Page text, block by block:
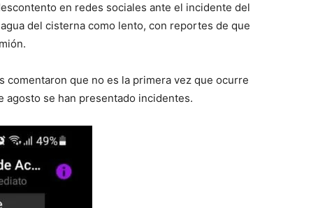
en redes sociales ante el incidente del
del cisterna como lento, con reportes de que
comentaron que no es la primera vez que ocurre
se han presentado incidentes.